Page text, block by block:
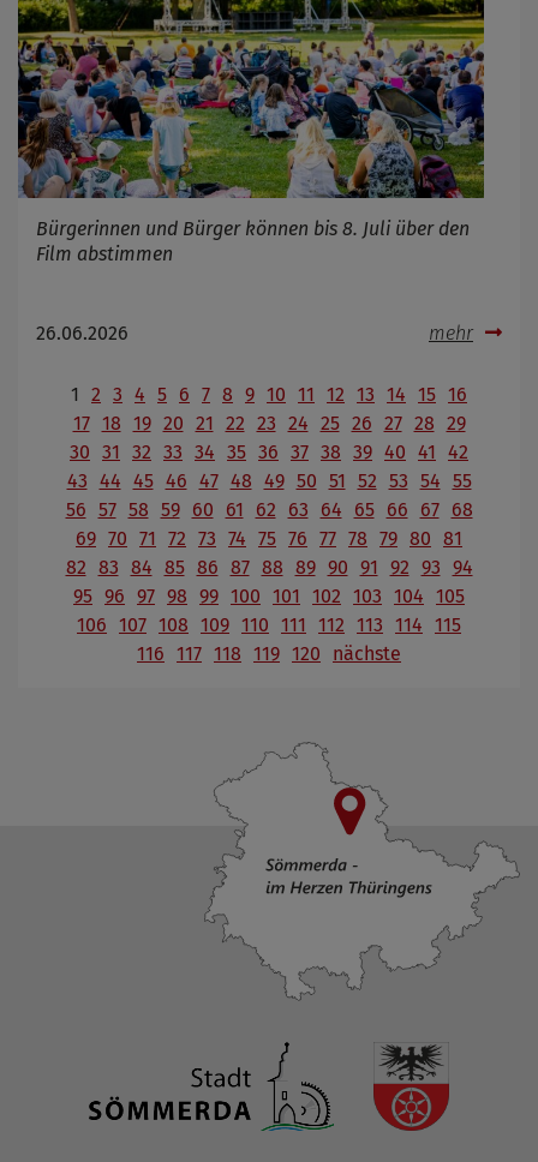
Bürgerinnen und Bürger können bis 8. Juli über den
Film abstimmen
26.06.2026 mehr
1 2 3 4 5 6 7 8 9 10 11 12 13 14 15 16
17 18 19 20 21 22 23 24 25 26 27 28 29
30 31 32 33 34 35 36 37 38 39 40 41
42
43 44 45 46 47 48 49 50 51 52 53 54 55
56 57 58 59 60 61 62 63 64 65 66 67
68
69 70 71 72 73 74 75 76 77 78 79 80 81
82 83 84 85 86 87 88 89 90 91 92 93 94
95 96 97 98 99 100 101 102 103 104 105
106 107 108 109 110 111 112 113 114 115
116 117 118 119 120 nächste